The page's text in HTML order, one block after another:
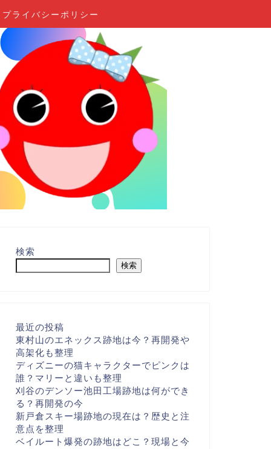
プライバシーポリシー
検索
検索
最近の投稿
東村山のエネックス跡地は今？再開発や
高架化も整理
ディズニーの猫キャラクターでピンクは
誰？マリーと違いも整理
刈谷のデンソー池田工場跡地は何ができ
る？再開発の今
新戸倉スキー場跡地の現在は？歴史と注
意点を整理
ベイルート爆発の跡地はどこ？現場と今